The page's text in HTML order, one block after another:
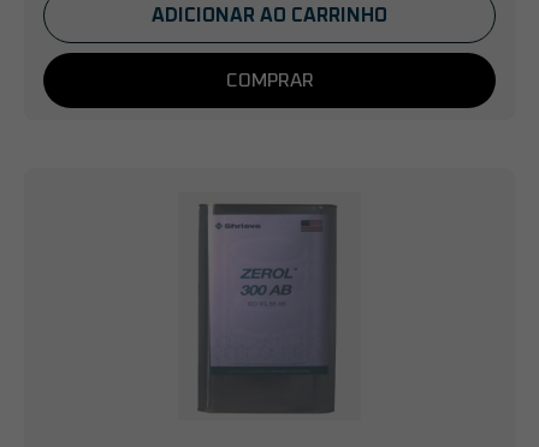
ADICIONAR AO CARRINHO
COMPRAR